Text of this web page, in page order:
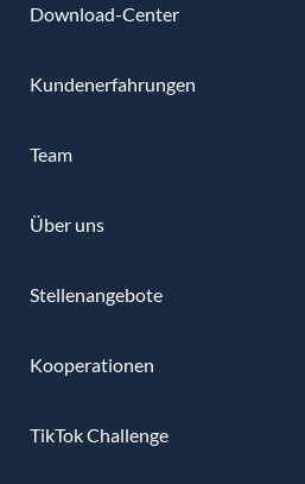
Download-Center
Kundenerfahrungen
Team
Über uns
Stellenangebote
Kooperationen
TikTok Challenge